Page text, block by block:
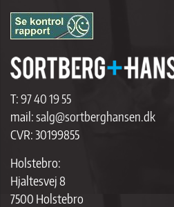
T:97 40 19 55
mail:salg@sortberghansen.dk
CVR: 30199855
Holstebro:
Hjaltesvej 8
7500 Holstebro